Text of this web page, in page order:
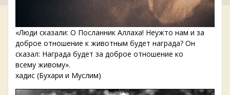
«Люди сказали: О Посланник Аллаха! Неужто нам и за
доброе отношение к животным будет награда? Он
сказал: Награда будет за доброе отношение ко
всему живому».
хадис (Бухари и Муслим)